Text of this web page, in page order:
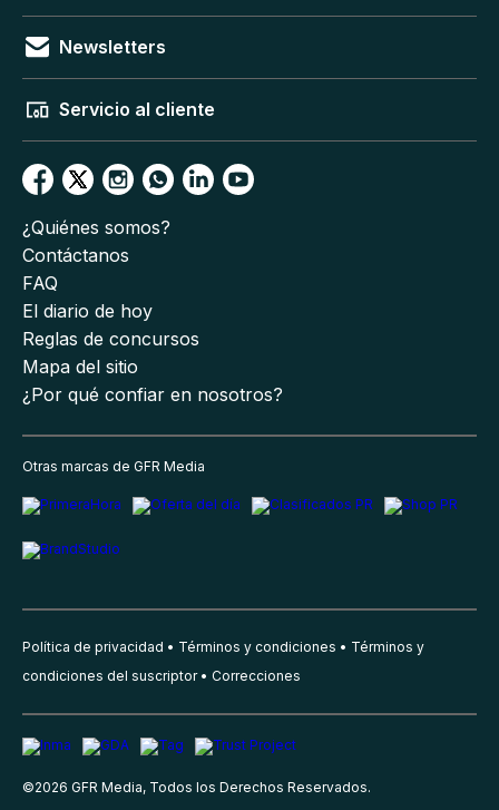
Newsletters
Servicio al cliente
¿Quiénes somos?
Contáctanos
FAQ
El diario de hoy
Reglas de concursos
Mapa del sitio
¿Por qué confiar en nosotros?
Otras marcas de GFR Media
Política de privacidad Términos y condiciones
Términos y
condiciones del suscriptor
Correcciones
©2026 GFR Media, Todos los Derechos Reservados.